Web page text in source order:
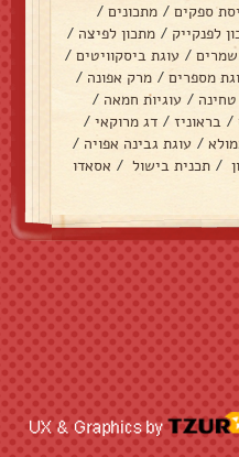
ספקים / מתכונים /
לפנקייק / מתכון לפיצה /
/ עוגת ביסקוויטים /
מספרים / מרק אפונה /
טחינה / עוגיות חמאה /
/ בראוניז / דג מרוקאי /
/ עוגת גבינה אפויה /
/ תכנית בישול / אסאדו